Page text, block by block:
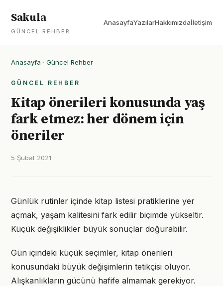
Sakula
GÜNCEL REHBER
AnasayfaYazılarHakkımızdaİletişim
Anasayfa · Güncel Rehber
GÜNCEL REHBER
Kitap önerileri konusunda yaş
fark etmez: her dönem için
öneriler
5 Şubat 2021
Günlük rutinler içinde kitap listesi pratiklerine yer
açmak, yaşam kalitesini fark edilir biçimde yükseltir.
Küçük değişiklikler büyük sonuçlar doğurabilir.
Gün içindeki küçük seçimler, kitap önerileri
konusundaki büyük değişimlerin tetikçisi oluyor.
Alışkanlıkların gücünü hafife almamak gerekiyor.